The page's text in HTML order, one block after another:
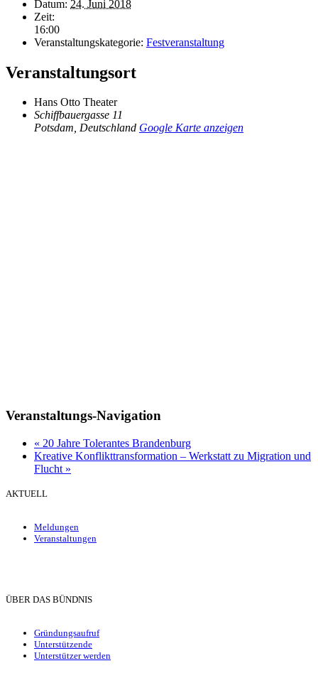
Datum: 24. Juni 2018
Zeit:
16:00
Veranstaltungskategorie: Festveranstaltung
Veranstaltungsort
Hans Otto Theater
Schiffbauergasse 11
Potsdam, Deutschland Google Karte anzeigen
Veranstaltungs-Navigation
« 20 Jahre Tolerantes Brandenburg
Kreative Konflikttransformation – Werkstatt zu Migration und
Flucht »
AKTUELL
Meldungen
Veranstaltungen
ÜBER DAS BÜNDNIS
Gründungsaufruf
Unterstützende
Unterstützer werden